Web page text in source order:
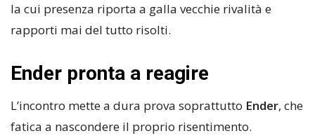
la cui presenza riporta a galla vecchie rivalità e
rapporti mai del tutto risolti.
Ender pronta a reagire
L’incontro mette a dura prova soprattutto Ender, che
fatica a nascondere il proprio risentimento.